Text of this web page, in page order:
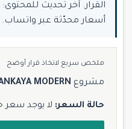
أسعار محدّثة عبر واتساب.
ملخص سريع لاتخاذ قرار أوضح
مشروع MODERN
حالة السعر: لا يوجد